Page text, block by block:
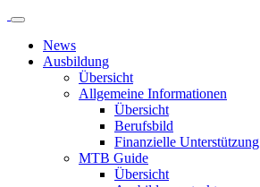
News
Ausbildung
Übersicht
Allgemeine Informationen
Übersicht
Berufsbild
Finanzielle Unterstützung
MTB Guide
Übersicht